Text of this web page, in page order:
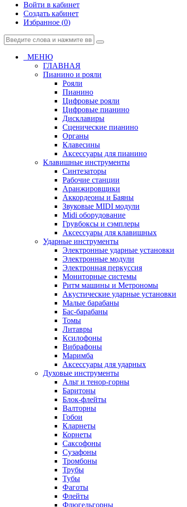
Войти в кабинет
Создать кабинет
Избранное (0)
МЕНЮ
ГЛАВНАЯ
Пианино и рояли
Рояли
Пианино
Цифровые рояли
Цифровые пианино
Дисклавиры
Сценические пианино
Органы
Клавесины
Аксессуары для пианино
Клавишные инструменты
Синтезаторы
Рабочие станции
Аранжировщики
Аккордеоны и Баяны
Звуковые MIDI модули
Midi оборудование
Грувбоксы и сэмплеры
Аксессуары для клавишных
Ударные инструменты
Электронные ударные установки
Электронные модули
Электронная перкуссия
Мониторные системы
Ритм машины и Метрономы
Акустические ударные установки
Малые барабаны
Бас-барабаны
Томы
Литавры
Ксилофоны
Вибрафоны
Маримба
Аксессуары для ударных
Духовые инструменты
Альт и тенор-горны
Баритоны
Блок-флейты
Валторны
Гобои
Кларнеты
Корнеты
Саксофоны
Сузафоны
Тромбоны
Трубы
Тубы
Фаготы
Флейты
Флюгельгорны